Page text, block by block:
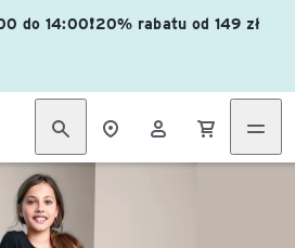
do 14:00❗20% rabatu od 149 zł